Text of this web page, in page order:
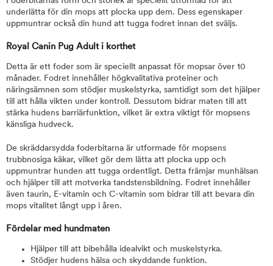
underlätta för din mops att plocka upp dem. Dess egenskaper
uppmuntrar också din hund att tugga fodret innan det sväljs.
Royal Canin Pug Adult i korthet
Detta är ett foder som är speciellt anpassat för mopsar över 10
månader. Fodret innehåller högkvalitativa proteiner och
näringsämnen som stödjer muskelstyrka, samtidigt som det hjälper
till att hålla vikten under kontroll. Dessutom bidrar maten till att
stärka hudens barriärfunktion, vilket är extra viktigt för mopsens
känsliga hudveck.
De skräddarsydda foderbitarna är utformade för mopsens
trubbnosiga käkar, vilket gör dem lätta att plocka upp och
uppmuntrar hunden att tugga ordentligt. Detta främjar munhälsan
och hjälper till att motverka tandstensbildning. Fodret innehåller
även taurin, E-vitamin och C-vitamin som bidrar till att bevara din
mops vitalitet långt upp i åren.
Fördelar med hundmaten
Hjälper till att bibehålla idealvikt och muskelstyrka.
Stödjer hudens hälsa och skyddande funktion.